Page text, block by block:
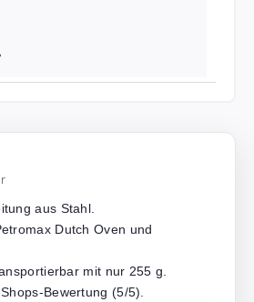
aus Stahl.
Dutch Oven und
mit nur 255 g.
Bewertung (5/5).